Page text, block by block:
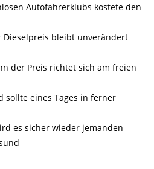
Autofahrerklubs kostete den
Dieselpreis bleibt unverändert
der Preis richtet sich am freien
sollte eines Tages in ferner
es sicher wieder jemanden